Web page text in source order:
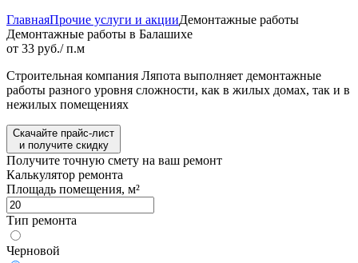
ГлавнаяПрочие услуги и акцииДемонтажные работы
Демонтажные работы в Балашихе
от 33 руб./ п.м
Строительная компания Ляпота выполняет демонтажные
работы разного уровня сложности, как в жилых домах, так и в
нежилых помещениях
Скачайте прайс-лист
и получите скидку
Получите точную смету на ваш ремонт
Калькулятор ремонта
Площадь помещения, м²
Тип ремонта
Черновой